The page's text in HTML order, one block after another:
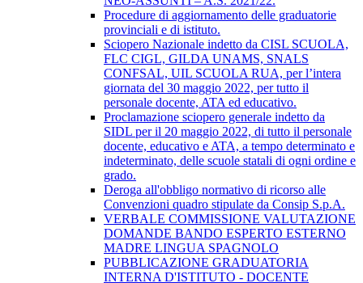
Procedure di aggiornamento delle graduatorie
provinciali e di istituto.
Sciopero Nazionale indetto da CISL SCUOLA,
FLC CIGL, GILDA UNAMS, SNALS
CONFSAL, UIL SCUOLA RUA, per l’intera
giornata del 30 maggio 2022, per tutto il
personale docente, ATA ed educativo.
Proclamazione sciopero generale indetto da
SIDL per il 20 maggio 2022, di tutto il personale
docente, educativo e ATA, a tempo determinato e
indeterminato, delle scuole statali di ogni ordine e
grado.
Deroga all'obbligo normativo di ricorso alle
Convenzioni quadro stipulate da Consip S.p.A.
VERBALE COMMISSIONE VALUTAZIONE
DOMANDE BANDO ESPERTO ESTERNO
MADRE LINGUA SPAGNOLO
PUBBLICAZIONE GRADUATORIA
INTERNA D'ISTITUTO - DOCENTE